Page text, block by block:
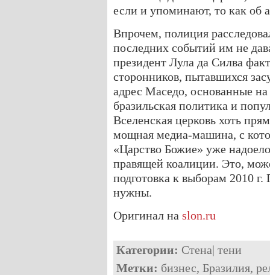
если и упоминают, то как об
Впрочем, полиция
последних событий им не
президент Лула да Силва
сторонников, пытавшихся
адрес Маседо, основанные
бразильская политика и
Вселенская церковь хоть
мощная медиа-машина, с
«Царство Божие» уже
правящей коалиции. Это,
подготовка к выборам 2010
нужны.
Оригинал на slon.ru
Категории: Стена| тени
Метки: бизнес, Бразилия,